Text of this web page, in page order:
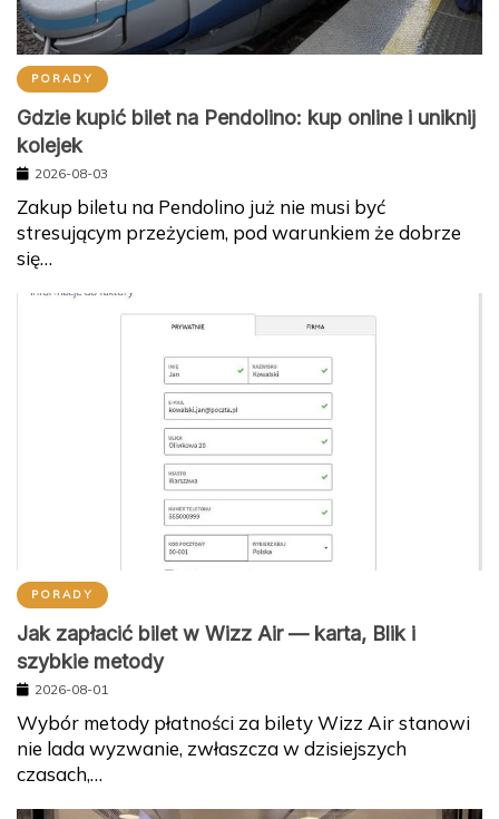
PORADY
Gdzie kupić bilet na Pendolino: kup online i uniknij
kolejek
2026-08-03
Zakup biletu na Pendolino już nie musi być
stresującym przeżyciem, pod warunkiem że dobrze
się…
PORADY
Jak zapłacić bilet w Wizz Air — karta, Blik i
szybkie metody
2026-08-01
Wybór metody płatności za bilety Wizz Air stanowi
nie lada wyzwanie, zwłaszcza w dzisiejszych
czasach,…